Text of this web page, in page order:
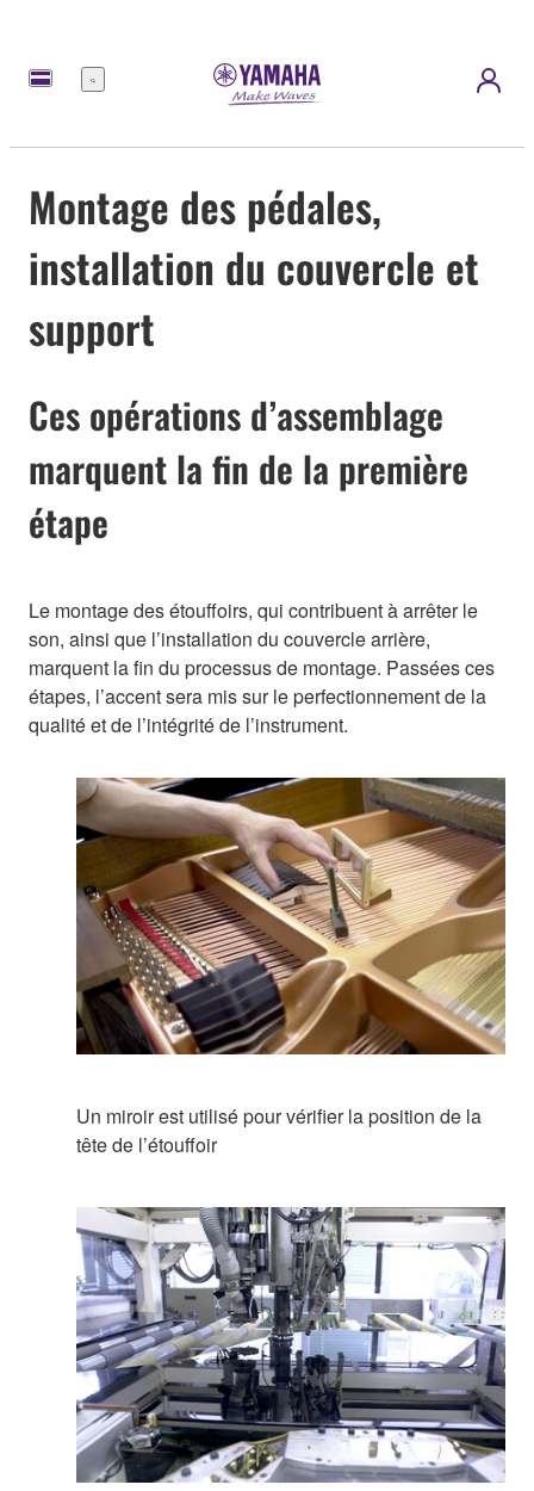
Menu
Montage des pédales,
installation du couvercle et
support
Ces opérations d’assemblage
marquent la fin de la première
étape
Le montage des étouffoirs, qui contribuent à arrêter le
son, ainsi que l’installation du couvercle arrière,
marquent la fin du processus de montage. Passées ces
étapes, l’accent sera mis sur le perfectionnement de la
qualité et de l’intégrité de l’instrument.
Un miroir est utilisé pour vérifier la position de la
tête de l’étouffoir